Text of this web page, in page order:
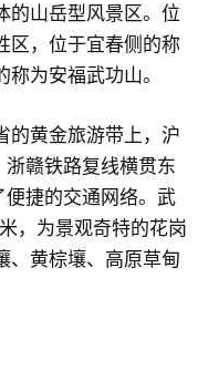
的山岳型风景区。位
区，位于宜春侧的称
为安福武功山。
的黄金旅游带上，沪
赣铁路复线横贯东
捷的交通网络。武
，为景观奇特的花岗
、黄棕壤、高原草甸